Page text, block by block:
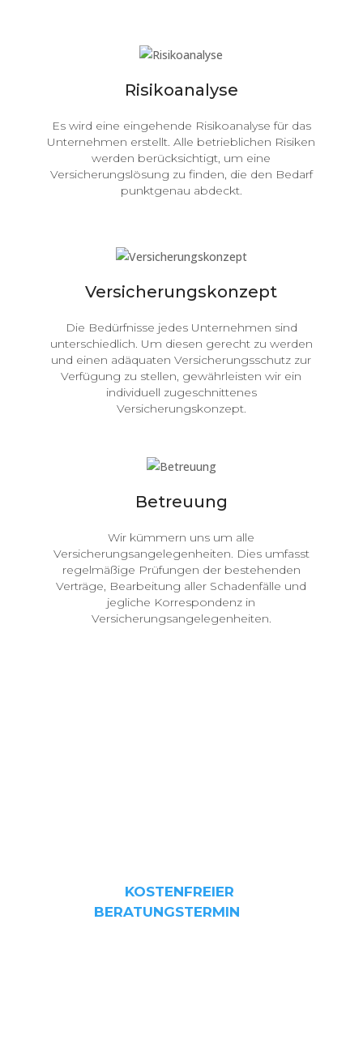
Risikoanalyse
Es wird eine eingehende Risikoanalyse für das
Unternehmen erstellt. Alle betrieblichen Risiken
werden berücksichtigt, um eine
Versicherungslösung zu finden, die den Bedarf
punktgenau abdeckt.
Versicherungskonzept
Die Bedürfnisse jedes Unternehmen sind
unterschiedlich. Um diesen gerecht zu werden
und einen adäquaten Versicherungsschutz zur
Verfügung zu stellen, gewährleisten wir ein
individuell zugeschnittenes
Versicherungskonzept.
Betreuung
Wir kümmern uns um alle
Versicherungsangelegenheiten. Dies umfasst
regelmäßige Prüfungen der bestehenden
Verträge, Bearbeitung aller Schadenfälle und
jegliche Korrespondenz in
Versicherungsangelegenheiten.
KOSTENFREIER
BERATUNGSTERMIN